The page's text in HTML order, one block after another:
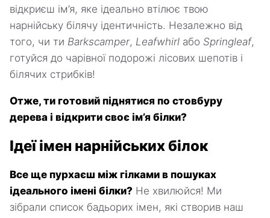
відкриєш ім’я, яке ідеально втілює твою
нарнійську білячу ідентичність. Незалежно від
того, чи ти Barkscamper, Leafwhirl або Springleaf,
готуйся до чарівної подорожі лісових шепотів і
білячих стрибків!
Отже, ти готовий піднятися по стовбуру
дерева і відкрити своє ім’я білки?
Ідеї імен нарнійських білок
Все ще пурхаєш між гілками в пошуках
ідеального імені білки? Не хвилюйся! Ми
зібрали список бадьорих імен, які створив наш